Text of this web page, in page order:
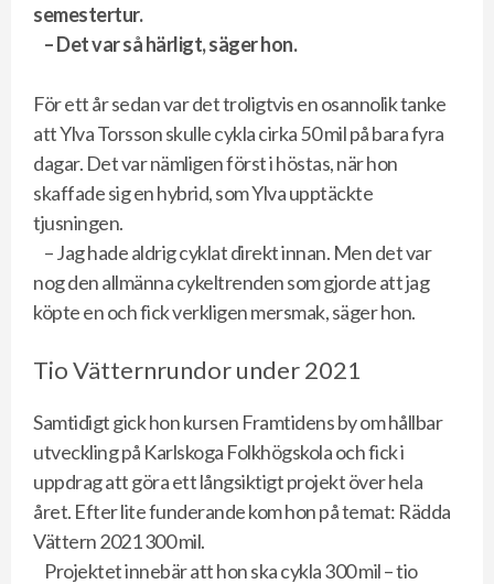
semestertur.
– Det var så härligt, säger hon.
För ett år sedan var det troligtvis en osannolik tanke
att Ylva Torsson skulle cykla cirka 50 mil på bara fyra
dagar. Det var nämligen först i höstas, när hon
skaffade sig en hybrid, som Ylva upptäckte
tjusningen.
– Jag hade aldrig cyklat direkt innan. Men det var
nog den allmänna cykeltrenden som gjorde att jag
köpte en och fick verkligen mersmak, säger hon.
Tio Vätternrundor under 2021
Samtidigt gick hon kursen Framtidens by om hållbar
utveckling på Karlskoga Folkhögskola och fick i
uppdrag att göra ett långsiktigt projekt över hela
året. Efter lite funderande kom hon på temat: Rädda
Vättern 2021 300 mil.
Projektet innebär att hon ska cykla 300 mil – tio